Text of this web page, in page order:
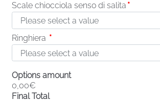
Scale chiocciola senso di salita *
Ringhiera *
Options amount
0,00€
Final Total